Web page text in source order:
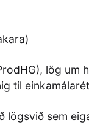
lög um
til
lögsvið sem